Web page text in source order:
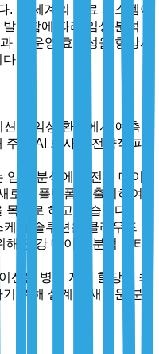
. 전 세계의 의료 시스템이
전함에 따라 임상 분석
및 운영 효율성을 향상시
.
션은 임상 환경에서 예측
주요 AI 회사와 전략적 파
임상 분석에 유전체 데이
로운 플랫폼을 출시하여
목표로 하고 있습니다.
케어 솔루션은 클라우드
해 건강 데이터 분석 스타
션은 병원 자원 할당을 최
위해 설계된 새로운 분